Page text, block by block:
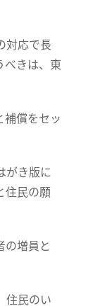
対応で長
べきは、東
償をセッ
がき版に
住民の願
増員と
住民のい